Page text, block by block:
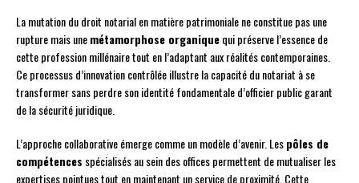
La mutation du droit notarial en matière patrimoniale ne constitue pas une
rupture mais unemétamorphose organiquequi préserve l’essence de
cette profession millénaire tout en l’adaptant aux réalités contemporaines.
Ce processus d’innovation contrôlée illustre la capacité du notariat à se
transformer sans perdre son identité fondamentale d’officier public garant
de la sécurité juridique.
L’approche collaborative émerge comme un modèle d’avenir. Lespôles de
compétences spécialisés au sein des offices permettent de mutualiser les
expertises pointues tout en maintenant un service de proximité. Cette